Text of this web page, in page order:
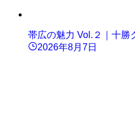
帯広の魅力 Vol.２｜十勝
2026年8月7日